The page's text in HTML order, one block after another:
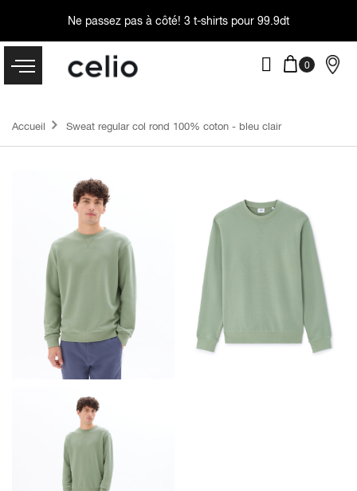
Ne passez pas à côté! 3 t-shirts pour 99.9dt
Accueil Sweat regular col rond 100% coton - bleu clair